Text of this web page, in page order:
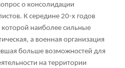
о консолидации
К середине 20-х годов
наиболее сильные
а военная организация
больше возможностей для
на территории